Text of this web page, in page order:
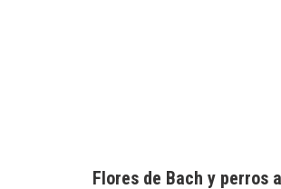
Flores de Bach y perros